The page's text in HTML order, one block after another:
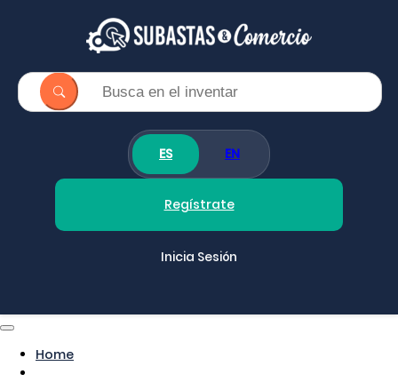
ES EN
Regístrate
Inicia Sesión
Home